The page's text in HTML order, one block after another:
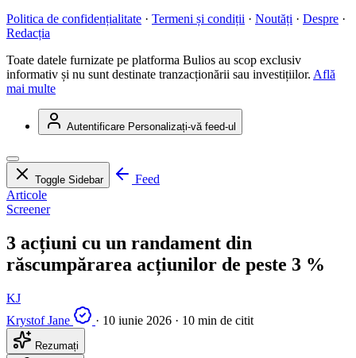
Politica de confidențialitate · Termeni și condiții · Noutăți · Despre ·
Redacția
Toate datele furnizate pe platforma Bulios au scop exclusiv
informativ și nu sunt destinate tranzacționării sau investițiilor. Află
mai multe
Autentificare Personalizați-vă feed-ul
Toggle Sidebar
Feed
Articole
Screener
3 acțiuni cu un randament din
răscumpărarea acțiunilor de peste 3 %
KJ
Krystof Jane
· 10 iunie 2026 · 10 min de citit
Rezumați